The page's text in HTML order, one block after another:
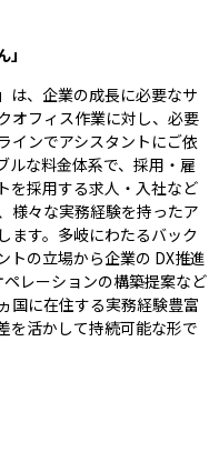
は、企業の成長に必要なサ
オフィス作業に対し、必要
インでアシスタントにご依
ルな料金体系で、採用・雇
を採用する求人・入社など
様々な実務経験を持ったア
ます。多岐にわたるバック
トの立場から企業の DX推進
レーションの構築提案など
国に在住する実務経験豊富
を活かして持続可能な形で